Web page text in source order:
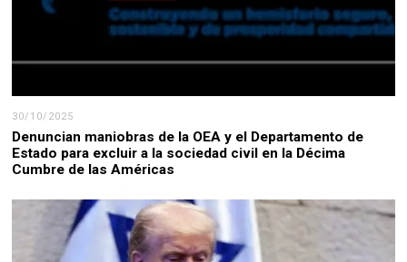
30/10/2025
Denuncian maniobras de la OEA y el Departamento de
Estado para excluir a la sociedad civil en la Décima
Cumbre de las Américas